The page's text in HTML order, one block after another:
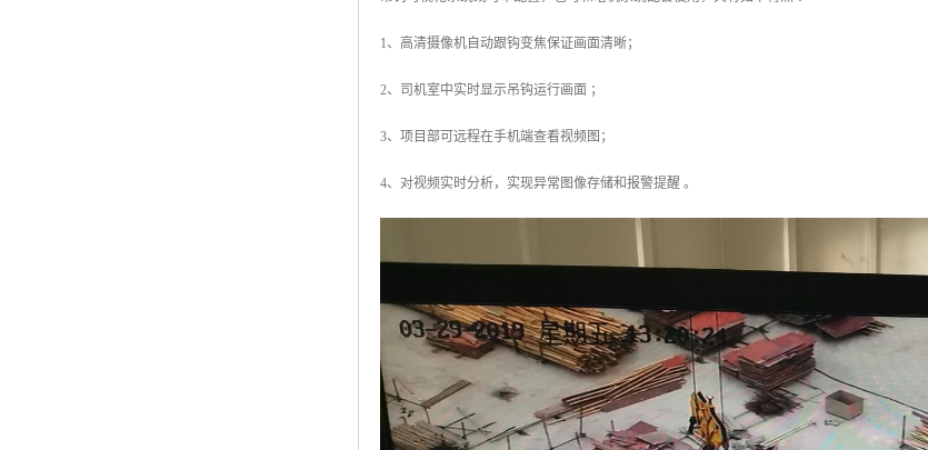
1、高清摄像机自动跟钩变焦保证画面清晰；
2、司机室中实时显示吊钩运行画面 ；
3、项目部可远程在手机端查看视频图；
4、对视频实时分析，实现异常图像存储和报警提醒 。